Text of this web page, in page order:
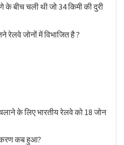
के बीच चली थी जो 34 किमी की दुरी
रेलवे जोनों में विभाजित है ?
के लिए भारतीय रेलवे को 18 जोन
कब हुआ?